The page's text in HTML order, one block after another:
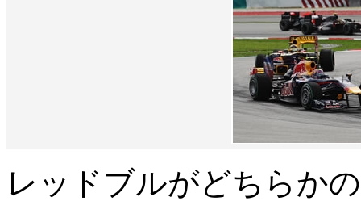
レッドブルがどちらか